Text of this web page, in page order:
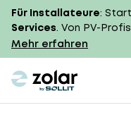
Für Installateure:
Services. Von PV-
Mehr erfahren
zolar logo